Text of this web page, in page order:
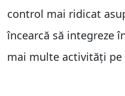
control mai ridicat
încearcă să integreze
mai multe activități pe